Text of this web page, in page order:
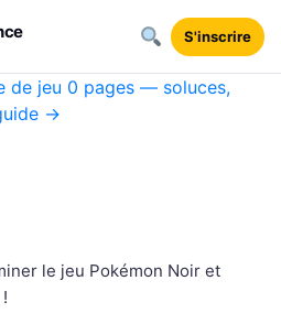
S'inscrire
de jeu 0 pages — soluces,
→
le jeu Pokémon Noir et